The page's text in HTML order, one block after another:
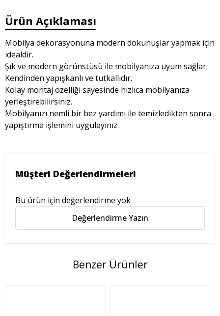
Ürün Açıklaması
Mobilya dekorasyonuna modern dokunuşlar yapmak için
idealdir.
Şık ve modern görünstüsü ile mobilyanıza uyum sağlar.
Kendinden yapışkanlı ve tutkallıdır.
Kolay montaj özelliği sayesinde hızlıca mobilyanıza
yerleştirebilirsiniz.
Mobilyanızı nemli bir bez yardımı ile temizledikten sonra
yapıştırma işlemini uygulayınız.
Müşteri Değerlendirmeleri
Bu ürün için değerlendirme yok
Değerlendirme Yazın
Benzer Ürünler